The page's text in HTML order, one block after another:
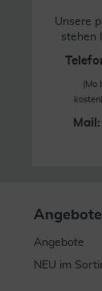
Unsere
stehen
(Mo
Mail:
Angebote
Angebote
NEU im